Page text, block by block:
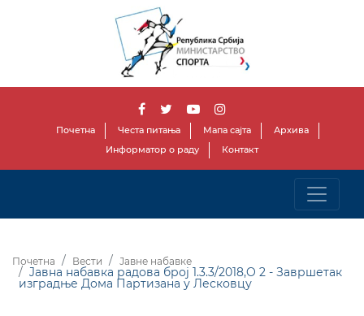
Почетна Честа питања Мапа сајта
Архива
Информатор о раду
Контакт
Почетна Вести Јавне набавке
Jавна набавка радова број 1.3.3/2018,O 2 - Завршетак
изградње Дома Партизана у Лесковцу